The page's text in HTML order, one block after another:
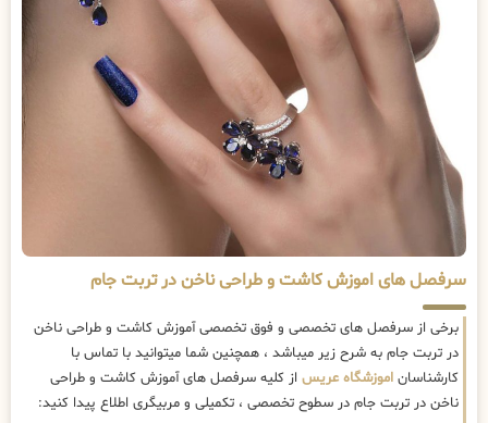
سرفصل های اموزش کاشت و طراحی ناخن در تربت جام
برخی از سرفصل های تخصصی و فوق تخصصی آموزش کاشت و طراحی ناخن
در تربت جام به شرح زیر میباشد ، همچنین شما میتوانید با تماس با
کارشناسان اموزشگاه عریس از کلیه سرفصل های آموزش کاشت و طراحی
ناخن در تربت جام در سطوح تخصصی ، تکمیلی و مربیگری اطلاع پیدا کنید: